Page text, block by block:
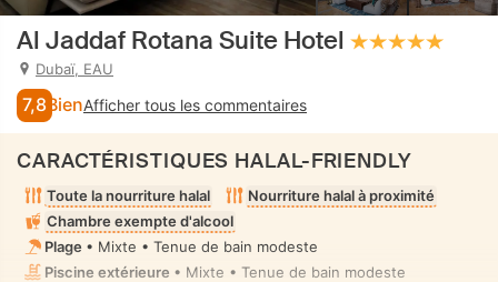
Al Jaddaf Rotana Suite Hotel
Dubaï, EAU
7,8 BienAfficher tous les commentaires
CARACTÉRISTIQUES HALAL-FRIENDLY
Toute la nourriture halal
Nourriture halal à proximité
Chambre exempte d'alcool
Plage • Mixte • Tenue de bain modeste
Piscine extérieure • Mixte • Tenue de bain modeste